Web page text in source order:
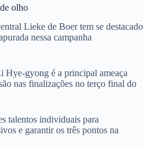
olho
Lieke de Boer tem se destacado
nessa campanha
Hye-gyong é a principal ameaça
nas finalizações no terço final do
talentos individuais para
e garantir os três pontos na